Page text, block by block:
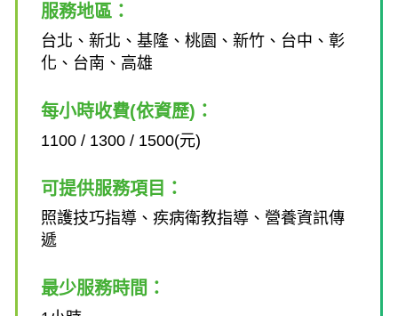
服務地區：
台北、新北、基隆、桃園、新竹、台中、彰
化、台南、高雄
每小時收費(依資歷)：
1100 / 1300 / 1500(元)
可提供服務項目：
照護技巧指導、疾病衛教指導、營養資訊傳
遞
最少服務時間：